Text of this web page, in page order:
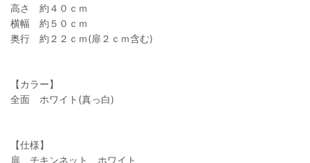
高さ 約４０ｃｍ
横幅 約５０ｃｍ
奥行 約２２ｃｍ(扉２ｃｍ含む)
【カラー】
全面 ホワイト(真っ白)
【仕様】
扉 チキンネット ホワイト